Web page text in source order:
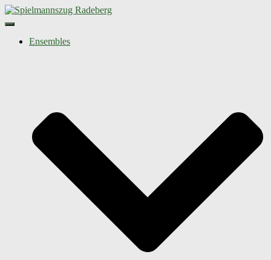
Navigation umschalten
Ensembles